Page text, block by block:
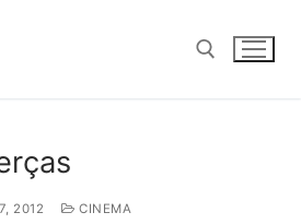
2012 CINEMA